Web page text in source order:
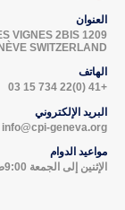
العنوان
VIGNES 2BIS 1209
SWITZERLAND
الهاتف
+41 (0)22 734 15 03
البريد الإلكتروني
info@cpi-geneva.org
مواعيد الدوام
الإثنين إلى الجمعة 9:00صباحاً - 5:00مساءاً